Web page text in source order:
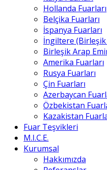
Hollanda Fuarları
Belçika Fuarları
İspanya Fuarları
İngiltere (Birleşik
Birleşik Arap
Amerika Fuarları
Rusya Fuarları
Çin Fuarları
Azerbaycan
Özbekistan
Kazakistan
Fuar Teşvikleri
M.I.C.E.
Kurumsal
Hakkımızda